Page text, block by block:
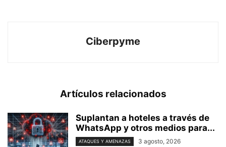
Ciberpyme
Artículos relacionados
Suplantan a hoteles a través de
WhatsApp y otros medios para...
ATAQUES Y AMENAZAS 3 agosto, 2026